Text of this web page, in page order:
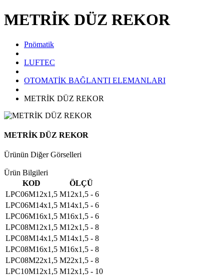
METRİK DÜZ REKOR
Pnömatik
LUFTEC
OTOMATİK BAĞLANTI ELEMANLARI
METRİK DÜZ REKOR
METRİK DÜZ REKOR
Ürünün Diğer Görselleri
Ürün Bilgileri
KOD
ÖLÇÜ
LPC06M12x1,5 M12x1,5 - 6
LPC06M14x1,5 M14x1,5 - 6
LPC06M16x1,5 M16x1,5 - 6
LPC08M12x1,5 M12x1,5 - 8
LPC08M14x1,5 M14x1,5 - 8
LPC08M16x1,5 M16x1,5 - 8
LPC08M22x1,5 M22x1,5 - 8
LPC10M12x1,5 M12x1,5 - 10